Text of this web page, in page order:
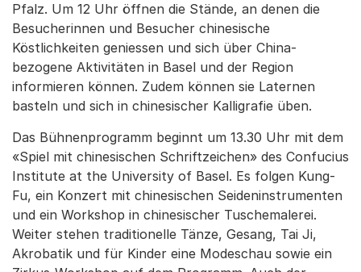
Pfalz. Um 12 Uhr öffnen die Stände, an denen die
Besucherinnen und Besucher chinesische
Köstlichkeiten geniessen und sich über China-
bezogene Aktivitäten in Basel und der Region
informieren können. Zudem können sie Laternen
basteln und sich in chinesischer Kalligrafie üben.
Das Bühnenprogramm beginnt um 13.30 Uhr mit dem
«Spiel mit chinesischen Schriftzeichen» des Confucius
Institute at the University of Basel. Es folgen Kung-
Fu, ein Konzert mit chinesischen Seideninstrumenten
und ein Workshop in chinesischer Tuschemalerei.
Weiter stehen traditionelle Tänze, Gesang, Tai Ji,
Akrobatik und für Kinder eine Modeschau sowie ein